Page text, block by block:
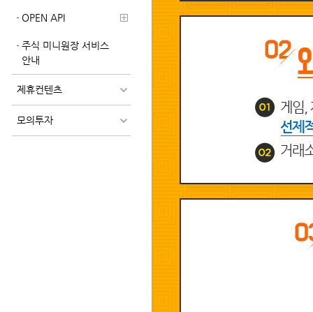
OPEN API
주식 미니원장 서비스
안내
제휴컨텐츠
모의투자